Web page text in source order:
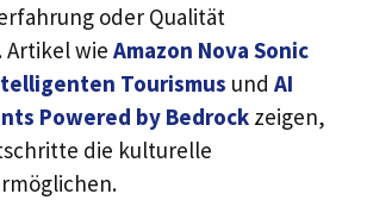
oder Qualität
Artikel wie Amazon Nova Sonic
Tourismus und AI
Powered by Bedrock zeigen,
die kulturelle